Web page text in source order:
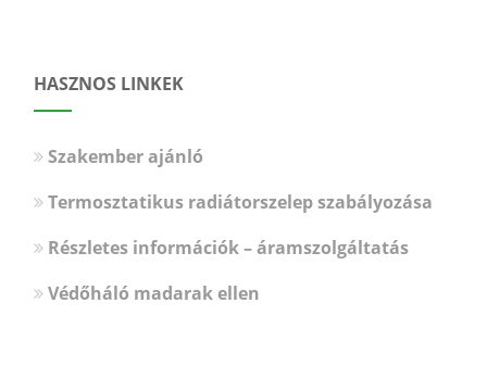
HASZNOS LINKEK
Szakember ajánló
Termosztatikus radiátorszelep szabályozása
Részletes információk – áramszolgáltatás
Védőháló madarak ellen